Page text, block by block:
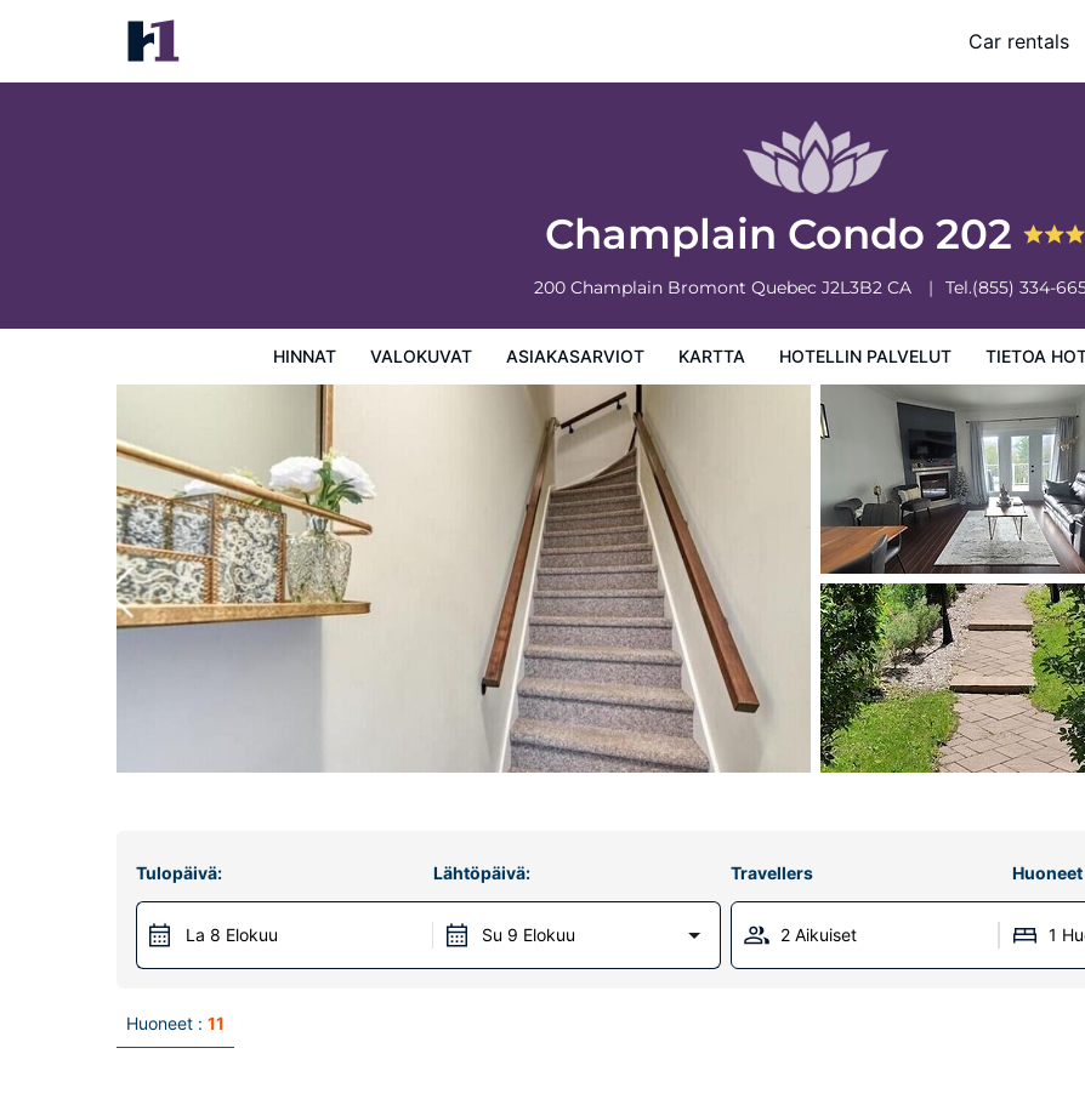
Car rentals
Champlain Condo 202
200 Champlain Bromont Quebec J2L3B2 CA Tel.(855) 334-
HINNAT VALOKUVAT ASIAKASARVIOT KARTTA HOTELLIN PALVELUT TIETOA
Champlain Condo 202
Hinnat
Tulopäivä:
La 8 Elokuu
Lähtöpäivä:
Su 9 Elokuu
Travellers Huoneet
2 Aikuiset 1
Huoneet : 11